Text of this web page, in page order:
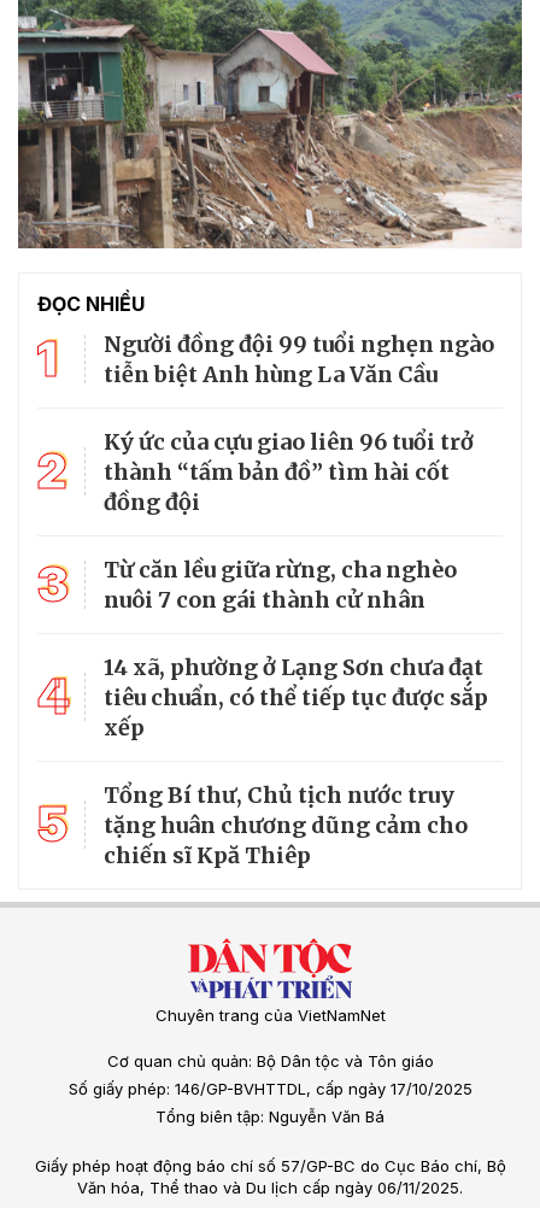
ĐỌC NHIỀU
1
Người đồng đội 99 tuổi nghẹn ngào
tiễn biệt Anh hùng La Văn Cầu
2
Ký ức của cựu giao liên 96 tuổi trở
thành “tấm bản đồ” tìm hài cốt
đồng đội
3
Từ căn lều giữa rừng, cha nghèo
nuôi 7 con gái thành cử nhân
4
14 xã, phường ở Lạng Sơn chưa đạt
tiêu chuẩn, có thể tiếp tục được sắp
xếp
5
Tổng Bí thư, Chủ tịch nước truy
tặng huân chương dũng cảm cho
chiến sĩ Kpă Thiêp
Chuyên trang của VietNamNet
Cơ quan chủ quản: Bộ Dân tộc và Tôn giáo
Số giấy phép: 146/GP-BVHTTDL, cấp ngày 17/10/2025
Tổng biên tập: Nguyễn Văn Bá
Giấy phép hoạt động báo chí số 57/GP-BC do Cục Báo chí, Bộ
Văn hóa, Thể thao và Du lịch cấp ngày 06/11/2025.